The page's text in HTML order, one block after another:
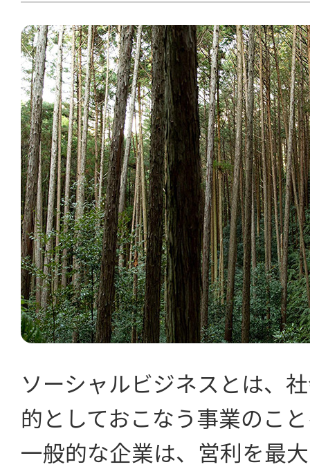
ソーシャルビジネスとは、
的としておこなう事業のこ
一般的な企業は、営利を最